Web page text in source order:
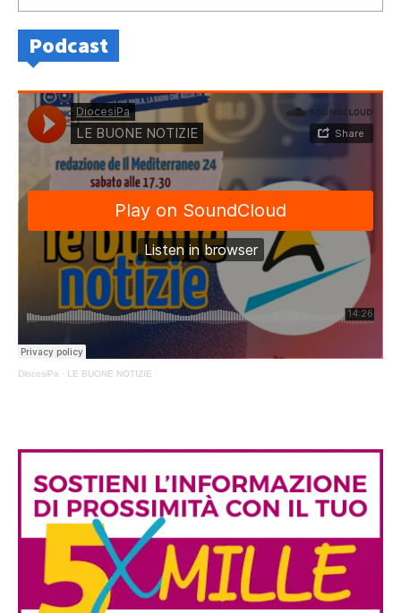
Podcast
DiocesiPa · LE BUONE NOTIZIE